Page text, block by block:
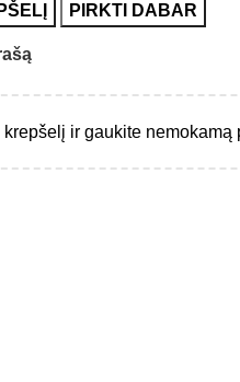
PIRKTI DABAR
krepšelį ir gaukite nemokamą